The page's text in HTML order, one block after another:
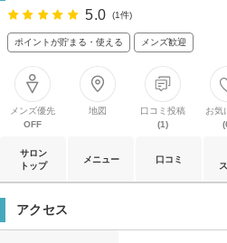
5.0 (1件)
ポイントが貯まる・使える メンズ歓迎
メンズ優先
OFF
地図
口コミ投稿
(1)
お気
サロン
トップ
メニュー 口コミ
アクセス